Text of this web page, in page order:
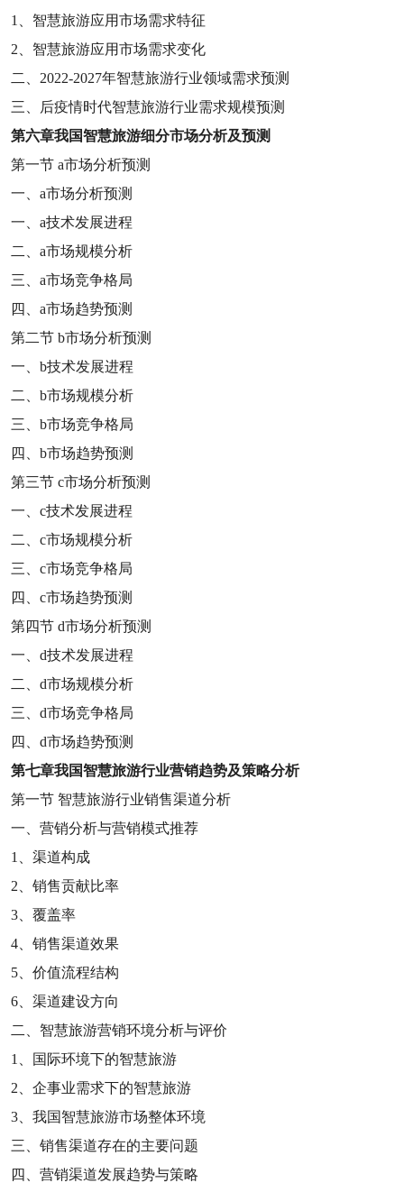
1
、智慧旅游应用市场需求特征
2 、智慧旅游应用市场需求变化
二、 2022-2027年智慧旅游行业领域需求预测
三、后疫情时代智慧旅游行业需求规模预测
第六章我国智慧旅游细分市场分析及预测
第一节 a市场分析预测
一、 a市场分析预测
一、 a技术发展进程
二、 a市场规模分析
三、 a市场竞争格局
四、 a市场趋势预测
第二节 b市场分析预测
一、 b技术发展进程
二、 b市场规模分析
三、 b市场竞争格局
四、 b市场趋势预测
第三节 c市场分析预测
一、 c技术发展进程
二、 c市场规模分析
三、 c市场竞争格局
四、 c市场趋势预测
第四节 d市场分析预测
一、 d技术发展进程
二、 d市场规模分析
三、 d市场竞争格局
四、 d市场趋势预测
第七章我国智慧旅游行业营销趋势及策略分析
第一节 智慧旅游行业销售渠道分析
一、营销分析与营销模式推荐
1
、渠道构成
2 、销售贡献比率
3 、覆盖率
4 、销售渠道效果
5 、价值流程结构
6 、渠道建设方向
二、智慧旅游营销环境分析与评价
1
、国际环境下的智慧旅游
2 、企事业需求下的智慧旅游
3 、我国智慧旅游市场整体环境
三、销售渠道存在的主要问题
四、营销渠道发展趋势与策略